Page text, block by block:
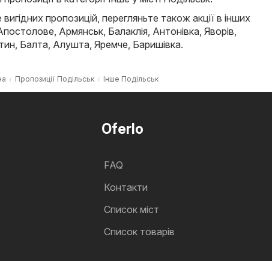
пропозицій, перегляньте також акції в інших
, Армянськ, Балаклія, Антонівка, Яворів,
, Балта, Алушта, Яремче, Баришівка.
Пропозиції Подільськ Інше Подільськ
Oferlo
FAQ
Контакти
Cписок міст
Список товарів